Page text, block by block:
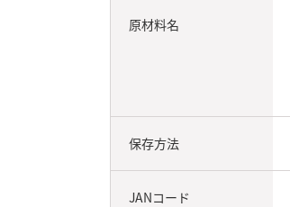
原材料名
保存方法
JANコード